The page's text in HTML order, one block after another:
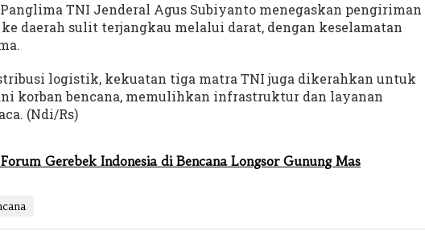
TNI Jenderal Agus Subiyanto menegaskan pengiriman
daerah sulit terjangkau melalui darat, dengan keselamatan
logistik, kekuatan tiga matra TNI juga dikerahkan untuk
korban bencana, memulihkan infrastruktur dan layanan
(Ndi/Rs)
Gerebek Indonesia di Bencana Longsor Gunung Mas